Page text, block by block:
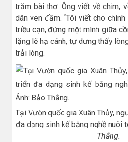
trăm bài thơ. Ông viết về chim,
dân ven đầm. “Tôi viết cho
triều cạn, đứng một mình giữa
lặng lẽ hạ cánh, tự dưng thấy
trải lòng.
Tại Vườn quốc gia Xuân Thủy,
đa dạng sinh kế bằng nghề nuôi
Thắng.